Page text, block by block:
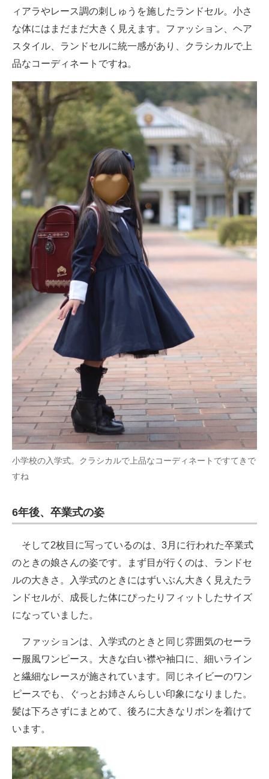
ィアラやレース調の刺しゅうを施したランドセル。小さ
な体にはまだまだ大きく見えます。ファッション、ヘア
スタイル、ランドセルに統一感があり、クラシカルで上
品なコーディネートですね。
小学校の入学式。クラシカルで上品なコーディネートですてきで
すね
6年後、卒業式の姿
そして2枚目に写っているのは、3月に行われた卒業式
のときの娘さんの姿です。まず目が行くのは、ランドセ
ルの大きさ。入学式のときにはずいぶん大きく見えたラ
ンドセルが、成長した体にぴったりフィットしたサイズ
になっていました。
ファッションは、入学式のときと同じ雰囲気のセーラ
ー服風ワンピース。大きな白い襟や袖口に、細いライン
と繊細なレースが施されています。同じネイビーのワン
ピースでも、ぐっとお姉さんらしい印象になりました。
髪は下ろさずにまとめて、後ろに大きなリボンを着けて
います。